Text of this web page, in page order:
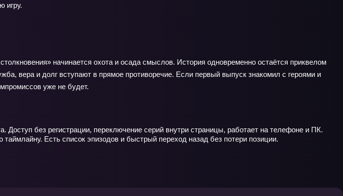
игру.
начинается охота и осада смыслов. История одновременно остаётся приквелом
вера и долг вступают в прямое противоречие. Если первый выпуск знакомил с героями и
уже не будет.
без регистрации, переключение серий внутри страницы, работает на телефоне и ПК.
Есть список эпизодов и быстрый переход назад без потери позиции.